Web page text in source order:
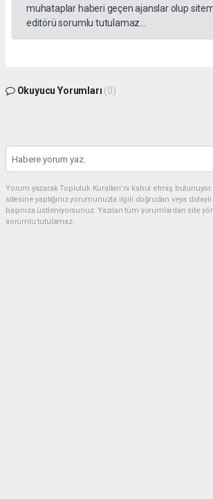
muhataplar haberi geçen ajanslar olup
editörü sorumlu tutulamaz...
Okuyucu Yorumları (0)
Yorum yazarak Topluluk Kuralları’nı kabul etmiş
sitesine yaptığınız yorumunuzla ilgili doğrudan veya
başınıza üstleniyorsunuz. Yazılan tüm yorumlardan site
sorumlu tutulamaz.